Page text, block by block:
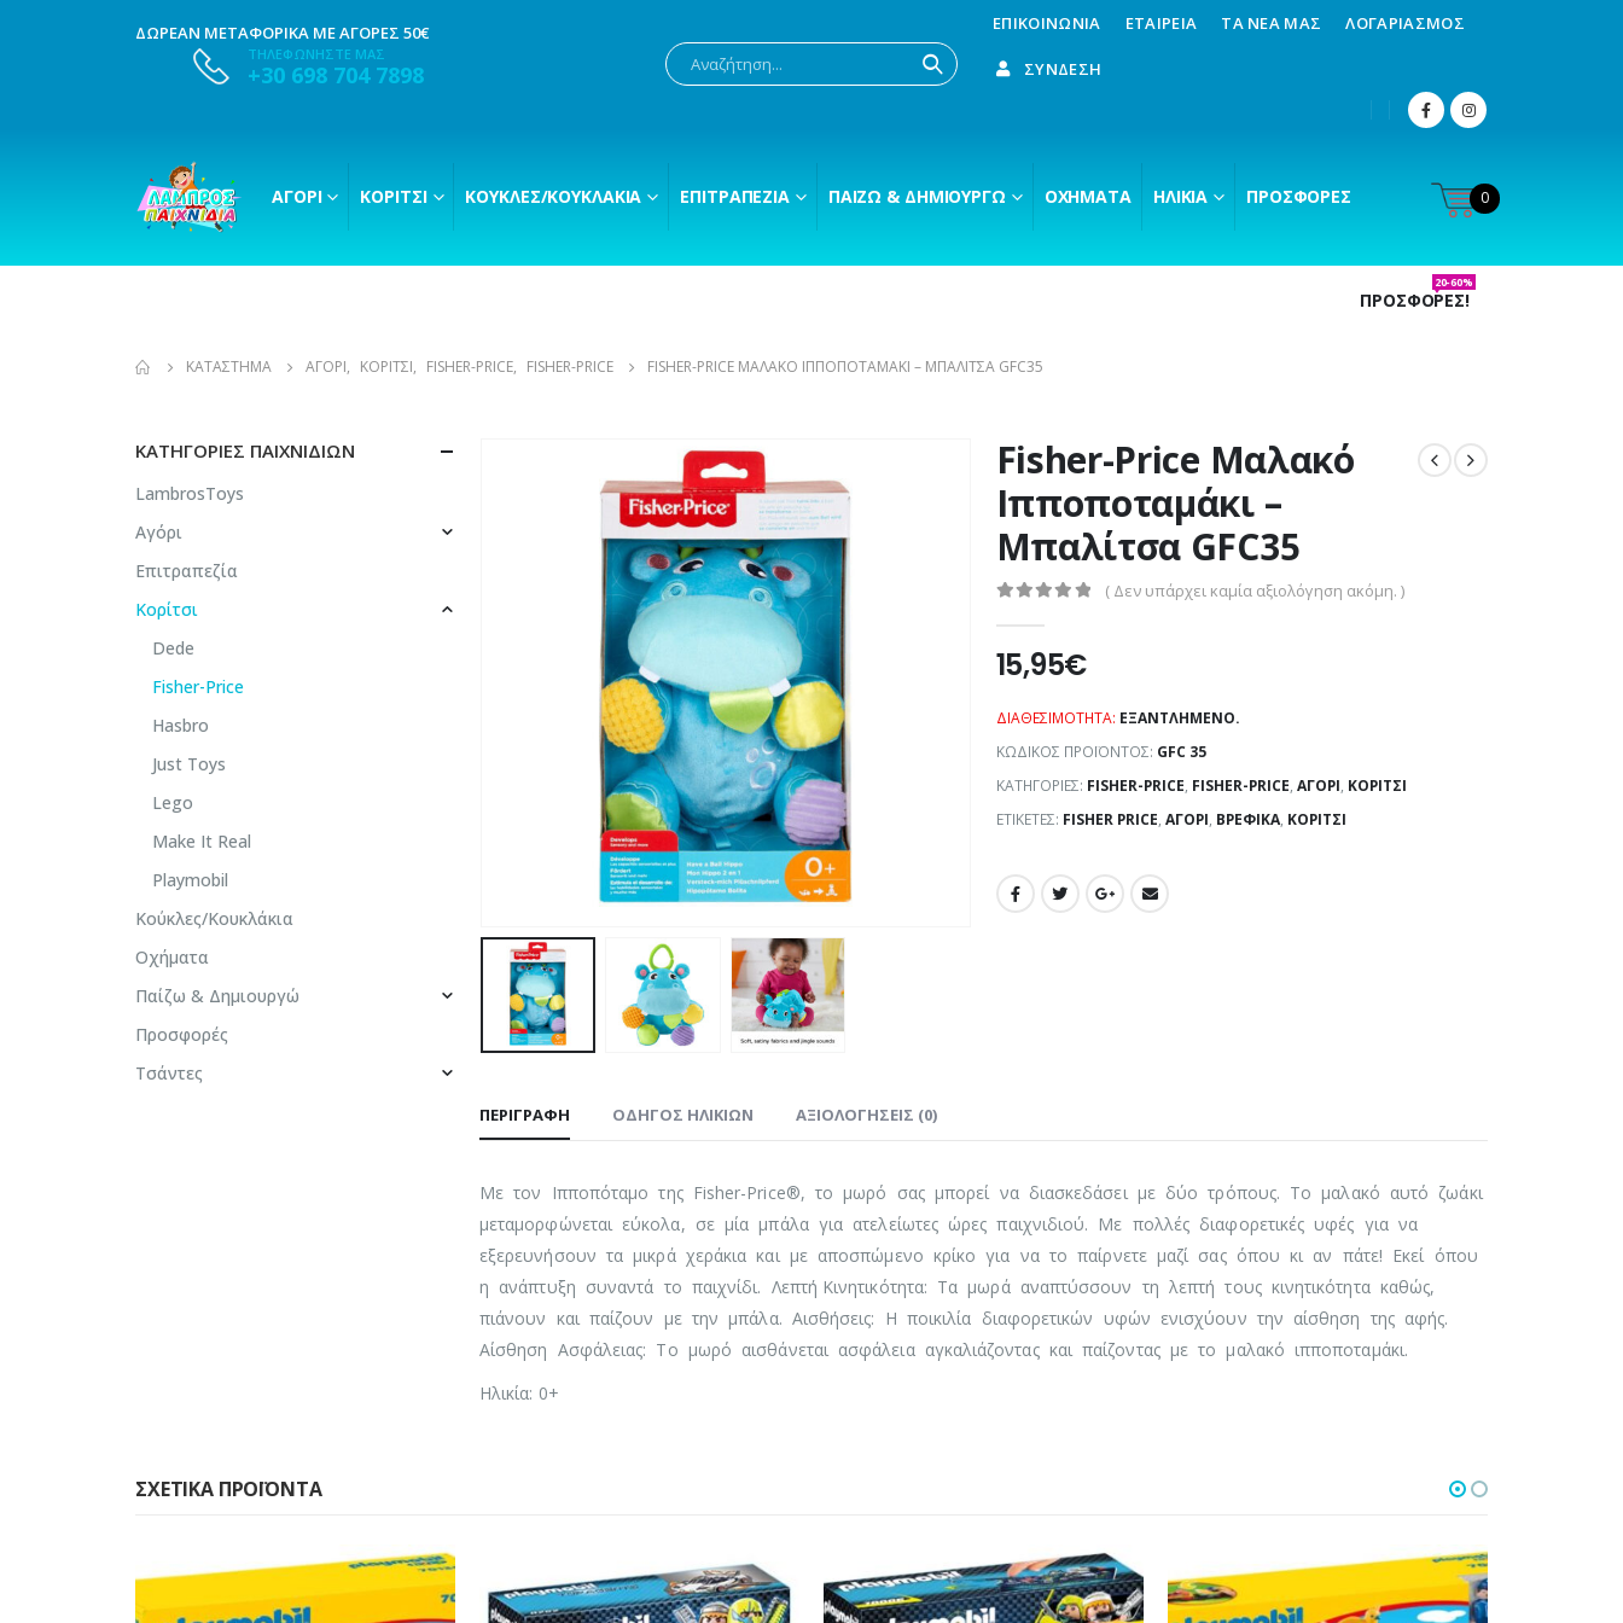
ΔΩΡΕΑΝ ΜΕΤΑΦΟΡΙΚΑ ΜΕ ΑΓΟΡΕΣ 50€
ΤΗΛΕΦΩΝΗΣΤΕ ΜΑΣ
+30 698 704 7898
ΕΠΙΚΟΙΝΩΝΊΑ ΕΤΑΙΡΕΊΑ ΤΑ ΝΈΑ ΜΑΣ ΛΟΓΑΡΙΑΣΜΌΣ
ΣΎΝΔΕΣΗ
ΑΓΌΡΙ ΚΟΡΊΤΣΙ ΚΟΎΚΛΕΣ/ΚΟΥΚΛΆΚΙΑ ΕΠΙΤΡΑΠΈΖΙΑ ΠΑΊΖΩ & ΔΗΜΙΟΥΡΓΏ ΟΧΉΜΑΤΑ ΗΛΙΚΊΑ ΠΡΟΣΦΟΡΈΣ 0
ΠΡΟΣΦΟΡΕΣ!
20-60%
ΚΑΤΆΣΤΗΜΑ ΑΓΌΡΙ, ΚΟΡΊΤΣΙ, FISHER-PRICE, FISHER-PRICE FISHER-PRICE ΜΑΛΑΚΌ ΙΠΠΟΠΟΤΑΜΆΚΙ – ΜΠΑΛΊΤΣΑ GFC35
Fisher-Price Μαλακό
Ιπποποταμάκι –
Μπαλίτσα GFC35
( Δεν υπάρχει καμία αξιολόγηση ακόμη. )
15,95€
ΔΙΑΘΕΣΙΜΌΤΗΤΑ: ΕΞΑΝΤΛΗΜΈΝΟ.
ΚΩΔΙΚΌΣ ΠΡΟΪΌΝΤΟΣ: GFC 35
ΚΑΤΗΓΟΡΊΕΣ: FISHER-PRICE, FISHER-PRICE, ΑΓΌΡΙ, ΚΟΡΊΤΣΙ
ΕΤΙΚΈΤΕΣ: FISHER PRICE, ΑΓΌΡΙ, ΒΡΕΦΙΚΆ, ΚΟΡΊΤΣΙ
ΠΕΡΙΓΡΑΦΉ ΟΔΗΓΌΣ ΗΛΙΚΙΏΝ ΑΞΙΟΛΟΓΉΣΕΙΣ (0)
Με τον Ιπποπόταμο της Fisher-Price®, το μωρό σας μπορεί να διασκεδάσει με δύο τρόπους. Το μαλακό αυτό ζωάκι
μεταμορφώνεται εύκολα, σε μία μπάλα για ατελείωτες ώρες παιχνιδιού. Με πολλές διαφορετικές υφές για να
εξερευνήσουν τα μικρά χεράκια και με αποσπώμενο κρίκο για να το παίρνετε μαζί σας όπου κι αν πάτε! Εκεί όπου
η ανάπτυξη συναντά το παιχνίδι. Λεπτή Κινητικότητα: Τα μωρά αναπτύσσουν τη λεπτή τους κινητικότητα καθώς,
πιάνουν και παίζουν με την μπάλα. Αισθήσεις: Η ποικιλία διαφορετικών υφών ενισχύουν την αίσθηση της αφής.
Αίσθηση Ασφάλειας: Το μωρό αισθάνεται ασφάλεια αγκαλιάζοντας και παίζοντας με το μαλακό ιπποποταμάκι.
Ηλικία: 0+
ΚΑΤΗΓΟΡΊΕΣ ΠΑΙΧΝΙΔΙΏΝ
LambrosToys
Αγόρι
Επιτραπεζία
Κορίτσι
Dede
Fisher-Price
Hasbro
Just Toys
Lego
Make It Real
Playmobil
Κούκλες/Κουκλάκια
Οχήματα
Παίζω & Δημιουργώ
Προσφορές
Τσάντες
ΣΧΕΤΙΚΆ ΠΡΟΪΌΝΤΑ